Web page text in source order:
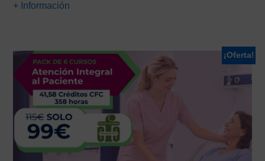
+ Información
¡Oferta!